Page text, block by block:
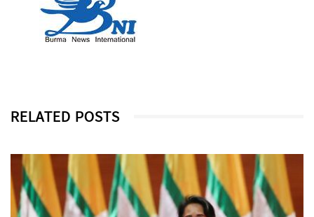
RELATED POSTS